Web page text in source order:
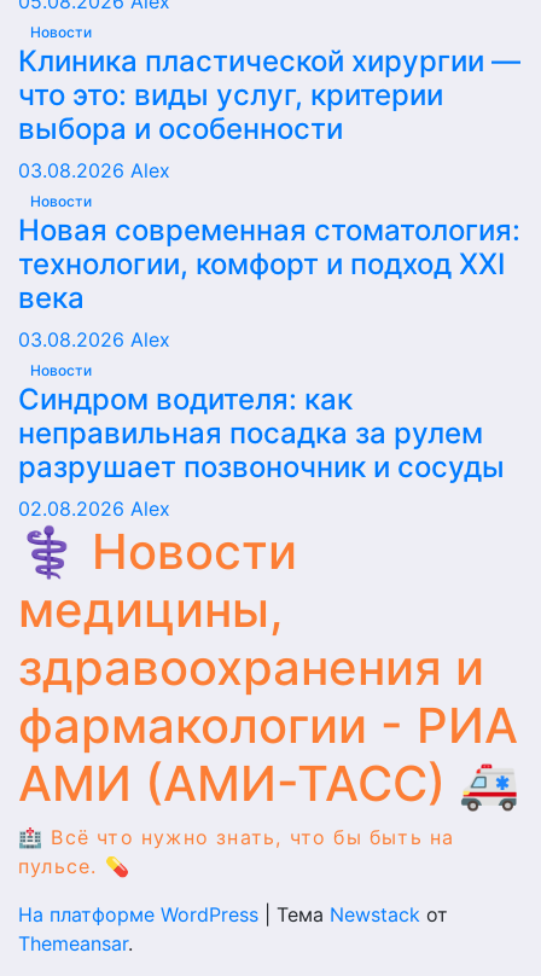
Новости
Клиника пластической хирургии —
что это: виды услуг, критерии
выбора и особенности
03.08.2026 Alex
Новости
Новая современная стоматология:
технологии, комфорт и подход XXI
века
03.08.2026 Alex
Новости
Синдром водителя: как
неправильная посадка за рулем
разрушает позвоночник и сосуды
02.08.2026 Alex
⚕️ Новости
медицины,
здравоохранения и
фармакологии - РИА
АМИ (АМИ-ТАСС) 🚑
🏥 Всё что нужно знать, что бы быть на
пульсе. 💊
На платформе WordPress
Тема Newstack от
Themeansar.